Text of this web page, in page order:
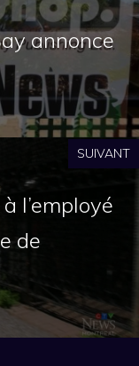
annonce
SUIVANT
l’employé
de